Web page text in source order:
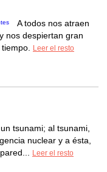
A todos nos atraen
nos despiertan gran
Leer el resto
tsunami; al tsunami,
nuclear y a ésta,
Leer el resto